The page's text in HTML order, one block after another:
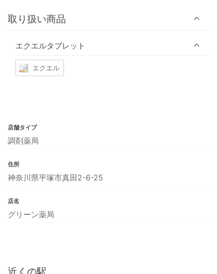
取り扱い商品
エクエルタブレット
エクエル
店舗タイプ
調剤薬局
住所
神奈川県平塚市真田2-6-25
店名
グリーン薬局
近くの駅